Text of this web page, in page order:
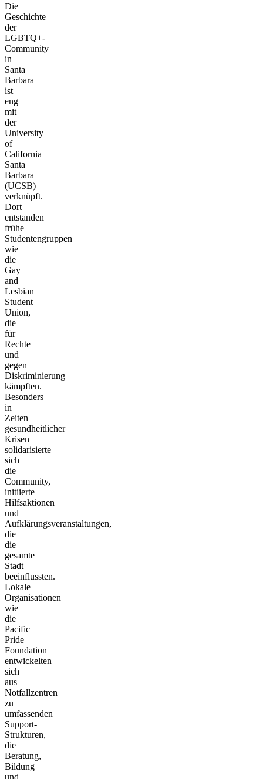
Die
Geschichte
der
LGBTQ+-
Community
in
Santa
Barbara
ist
eng
mit
der
University
of
California
Santa
Barbara
(UCSB)
verknüpft.
Dort
entstanden
frühe
Studentengruppen
wie
die
Gay
and
Lesbian
Student
Union,
die
für
Rechte
und
gegen
Diskriminierung
kämpften.
Besonders
in
Zeiten
gesundheitlicher
Krisen
solidarisierte
sich
die
Community,
initiierte
Hilfsaktionen
und
Aufklärungsveranstaltungen,
die
die
gesamte
Stadt
beeinflussten.
Lokale
Organisationen
wie
die
Pacific
Pride
Foundation
entwickelten
sich
aus
Notfallzentren
zu
umfassenden
Support-
Strukturen,
die
Beratung,
Bildung
und